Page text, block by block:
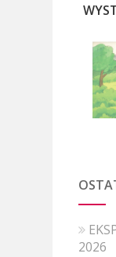
2026